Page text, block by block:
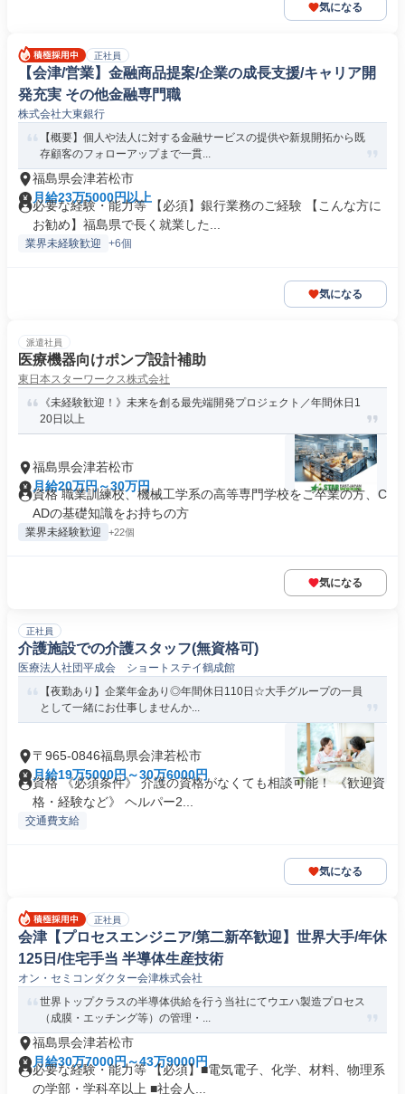
気になる
正社員
【会津/営業】金融商品提案/企業の成長支援/キャリア開
発充実 その他金融専門職
株式会社大東銀行
【概要】個人や法人に対する金融サービスの提供や新規開拓から既
存顧客のフォローアップまで一貫...
福島県会津若松市
月給23万5000円以上
必要な経験・能力等 【必須】銀行業務のご経験 【こんな方に
お勧め】福島県で長く就業した...
業界未経験歓迎 +6個
気になる
派遣社員
医療機器向けポンプ設計補助
東日本スターワークス株式会社
《未経験歓迎！》未来を創る最先端開発プロジェクト／年間休日1
20日以上
福島県会津若松市
月給20万円～30万円
資格 職業訓練校、機械工学系の高等専門学校をご卒業の方、C
ADの基礎知識をお持ちの方
業界未経験歓迎 +22個
気になる
正社員
介護施設での介護スタッフ(無資格可)
医療法人社団平成会 ショートステイ鶴成館
【夜勤あり】企業年金あり◎年間休日110日☆大手グループの一員
として一緒にお仕事しませんか...
〒965-0846福島県会津若松市
月給19万5000円～30万6000円
資格 《必須条件》 介護の資格がなくても相談可能！ 《歓迎資
格・経験など》 ヘルパー2...
交通費支給
気になる
正社員
会津【プロセスエンジニア/第二新卒歓迎】世界大手/年休
125日/住宅手当 半導体生産技術
オン・セミコンダクター会津株式会社
世界トップクラスの半導体供給を行う当社にてウエハ製造プロセス
（成膜・エッチング等）の管理・...
福島県会津若松市
月給30万7000円～43万9000円
必要な経験・能力等 【必須】■電気電子、化学、材料、物理系
の学部・学科卒以上 ■社会人...